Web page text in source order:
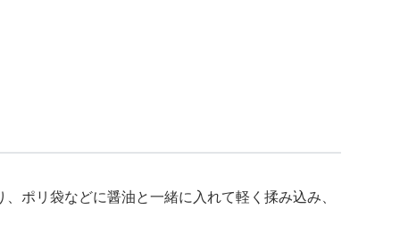
ポリ袋などに醤油と一緒に入れて軽く揉み込み、